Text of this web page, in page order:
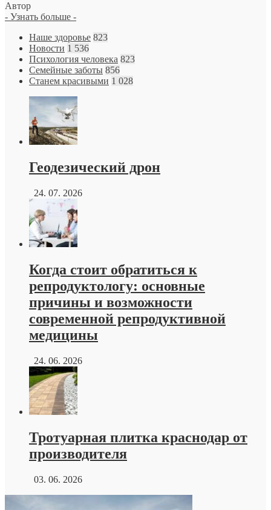
Автор
- Узнать больше -
Наше здоровье 823
Новости 1 536
Психология человека 823
Семейные заботы 856
Станем красивыми 1 028
Геодезический дрон
24. 07. 2026
Когда стоит обратиться к
репродуктологу: основные
причины и возможности
современной репродуктивной
медицины
24. 06. 2026
Тротуарная плитка краснодар от
производителя
03. 06. 2026